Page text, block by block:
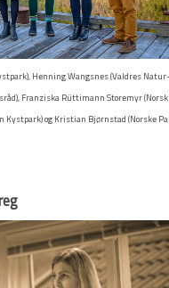
Henning Wangsnes (Valdres
Franziska Rüttimann Storemyr (Norsk
Kystpark) og Kristian Bjørnstad (Norske